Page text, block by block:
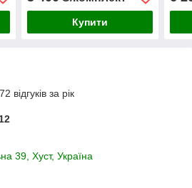
Купити
відгуків за рік
39, Хуст, Україна